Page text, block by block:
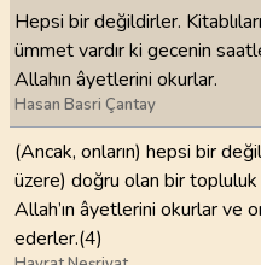
Hepsi bir değildirler.
ümmet vardır ki gecenin
Allahın âyetlerini okurlar.
Hasan Basri Çantay
(Ancak, onların) hepsi bir
üzere) doğru olan bir
Allah’ın âyetlerini okurlar ve
ederler.(4)